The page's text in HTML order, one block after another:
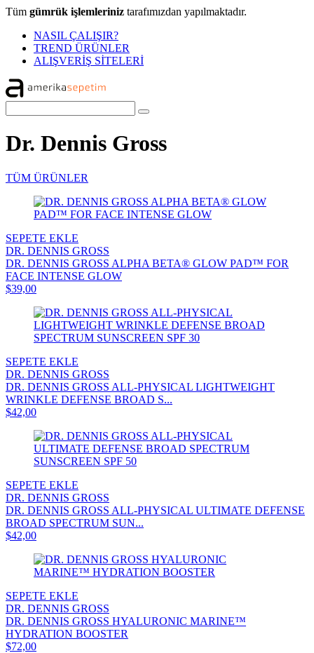
Tüm gümrük işlemleriniz tarafımızdan yapılmaktadır.
NASIL ÇALIŞIR?
TREND ÜRÜNLER
ALIŞVERİŞ SİTELERİ
Dr. Dennis Gross
TÜM ÜRÜNLER
SEPETE EKLE
DR. DENNIS GROSS
DR. DENNIS GROSS ALPHA BETA® GLOW PAD™ FOR
FACE INTENSE GLOW
$39,00
SEPETE EKLE
DR. DENNIS GROSS
DR. DENNIS GROSS ALL-PHYSICAL LIGHTWEIGHT
WRINKLE DEFENSE BROAD S...
$42,00
SEPETE EKLE
DR. DENNIS GROSS
DR. DENNIS GROSS ALL-PHYSICAL ULTIMATE DEFENSE
BROAD SPECTRUM SUN...
$42,00
SEPETE EKLE
DR. DENNIS GROSS
DR. DENNIS GROSS HYALURONIC MARINE™
HYDRATION BOOSTER
$72,00